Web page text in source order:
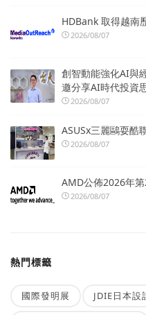
HDBank 取得越南
2026/08/07
創智動能強化AI與
邀分享AI時代投資
2026/08/07
ASUSx三麗鷗耍酷
2026/08/07
AMD公佈2026年
2026/08/07
熱門標籤
國際發明展 JDIE日本設